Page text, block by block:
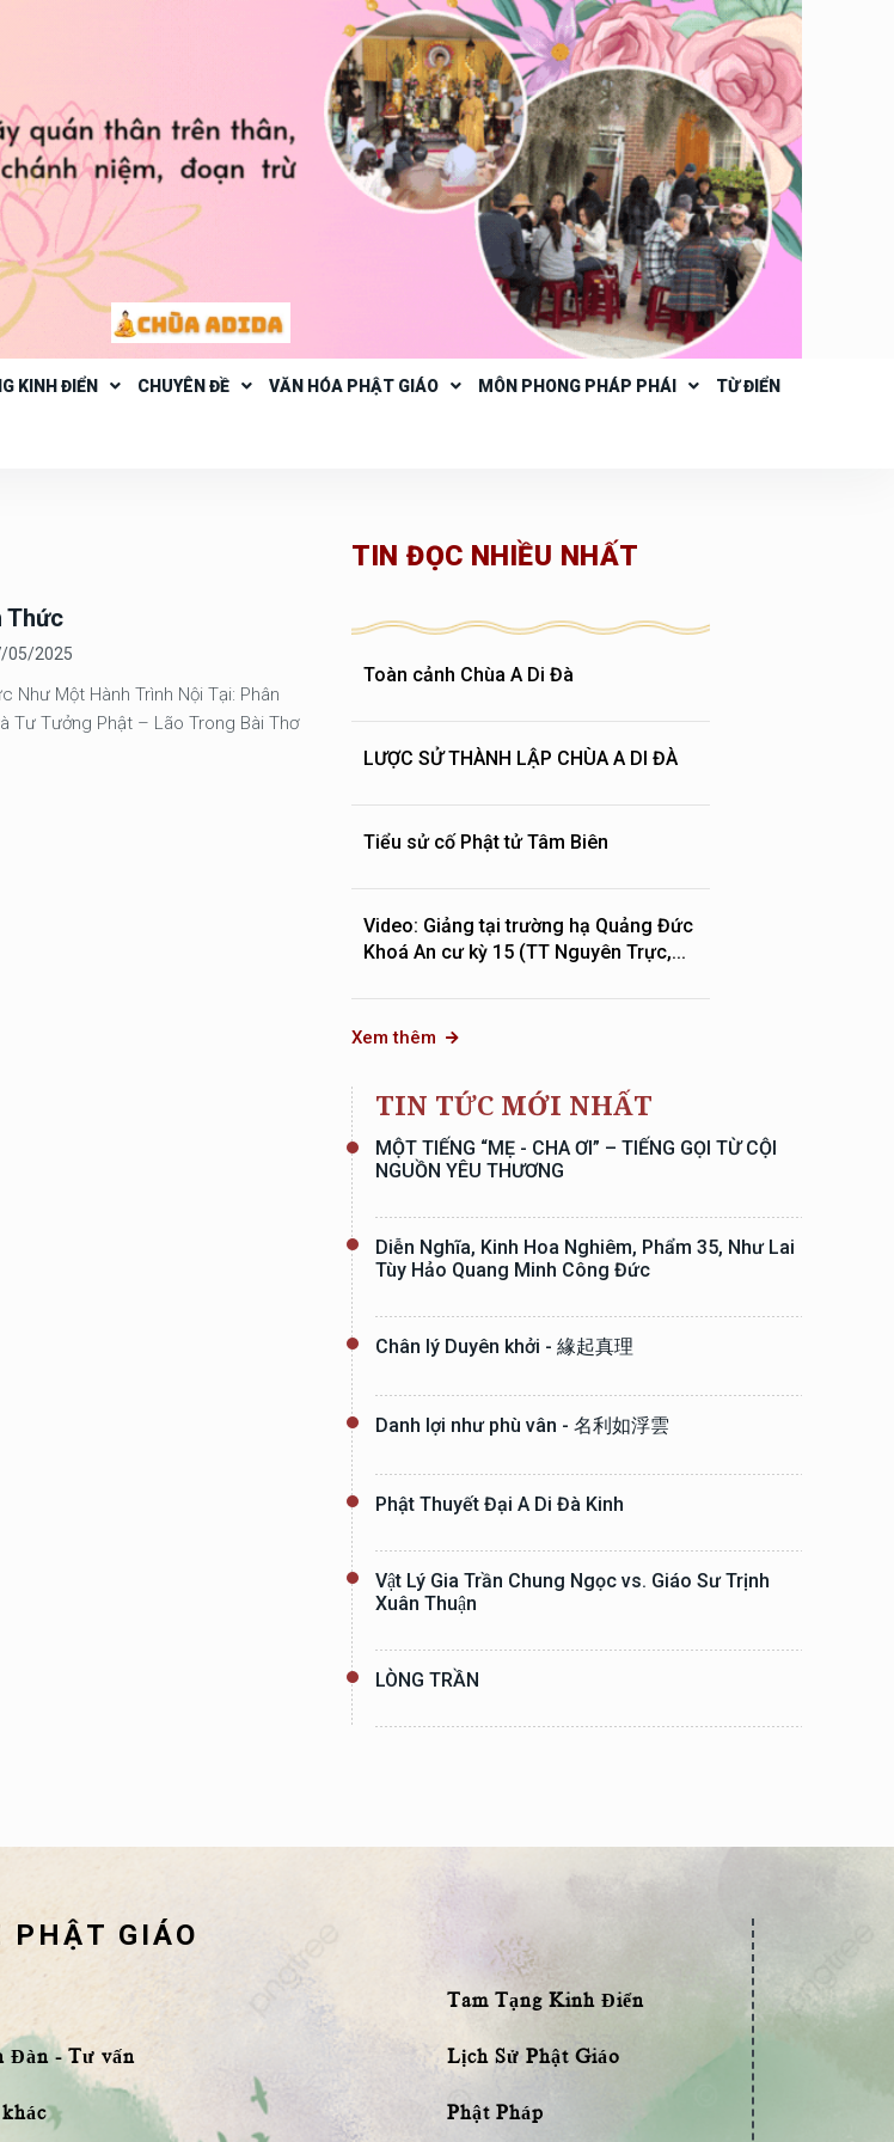
KINH ĐIỂN CHUYÊN ĐỀ VĂN HÓA PHẬT GIÁO MÔN PHONG PHÁP PHÁI TỪ ĐIỂN
Thức
05/2025
Như Một Hành Trình Nội Tại: Phân
Tư Tưởng Phật – Lão Trong Bài Thơ
TIN ĐỌC NHIỀU NHẤT
Toàn cảnh Chùa A Di Đà
LƯỢC SỬ THÀNH LẬP CHÙA A DI ĐÀ
Tiểu sử cố Phật tử Tâm Biên
Video: Giảng tại trường hạ Quảng Đức
Khoá An cư kỳ 15 (TT Nguyên Trực,...
Xem thêm
TIN TỨC MỚI NHẤT
MỘT TIẾNG “MẸ - CHA ƠI” – TIẾNG GỌI TỪ CỘI
NGUỒN YÊU THƯƠNG
Diễn Nghĩa, Kinh Hoa Nghiêm, Phẩm 35, Như Lai
Tùy Hảo Quang Minh Công Đức
Chân lý Duyên khởi - 緣起真理
Danh lợi như phù vân - 名利如浮雲
Phật Thuyết Đại A Di Đà Kinh
Vật Lý Gia Trần Chung Ngọc vs. Giáo Sư Trịnh
Xuân Thuận
LÒNG TRẦN
PHẬT GIÁO
Đàn - Tư vấn
Tam Tạng Kinh Điển
Lịch Sử Phật Giáo
Phật Pháp